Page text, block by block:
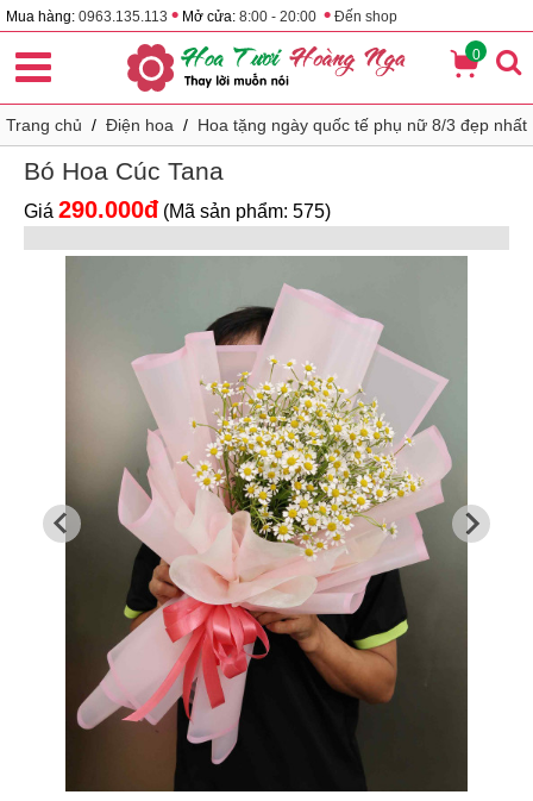
Mua hàng: 0963.135.113 • Mở cửa: 8:00 - 20:00 • Đến shop
0
Trang chủ / Điện hoa / Hoa tặng ngày quốc tế phụ nữ 8/3 đẹp nhất
Bó Hoa Cúc Tana
Giá 290.000đ (Mã sản phẩm: 575)